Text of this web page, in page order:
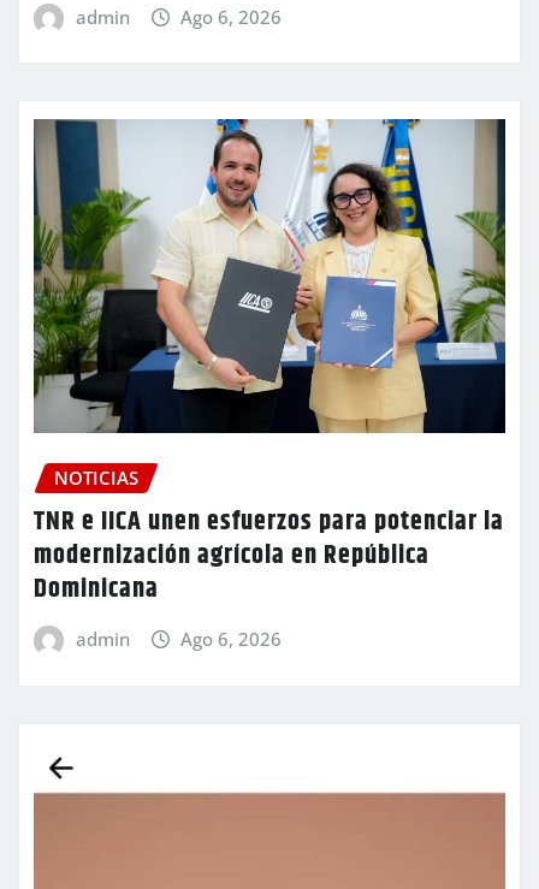
admin Ago 6, 2026
NOTICIAS
TNR e IICA unen esfuerzos para potenciar la
modernización agrícola en República
Dominicana
admin Ago 6, 2026